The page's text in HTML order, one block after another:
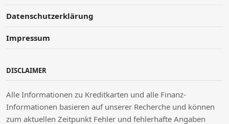
Datenschutzerklärung
Impressum
DISCLAIMER
Alle Informationen zu Kreditkarten und alle Finanz-
Informationen basieren auf unserer Recherche und können
zum aktuellen Zeitpunkt Fehler und fehlerhafte Angaben